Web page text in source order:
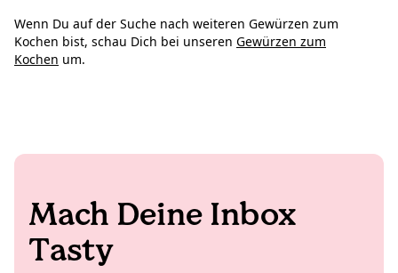
Wenn Du auf der Suche nach weiteren Gewürzen zum
Kochen bist, schau Dich bei unseren Gewürzen zum
Kochen um.
Mach Deine Inbox
Tasty